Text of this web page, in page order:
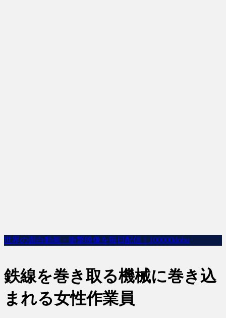
世界の面白動画・衝撃映像を毎日配信｜100000dobu
鉄線を巻き取る機械に巻き込
まれる女性作業員